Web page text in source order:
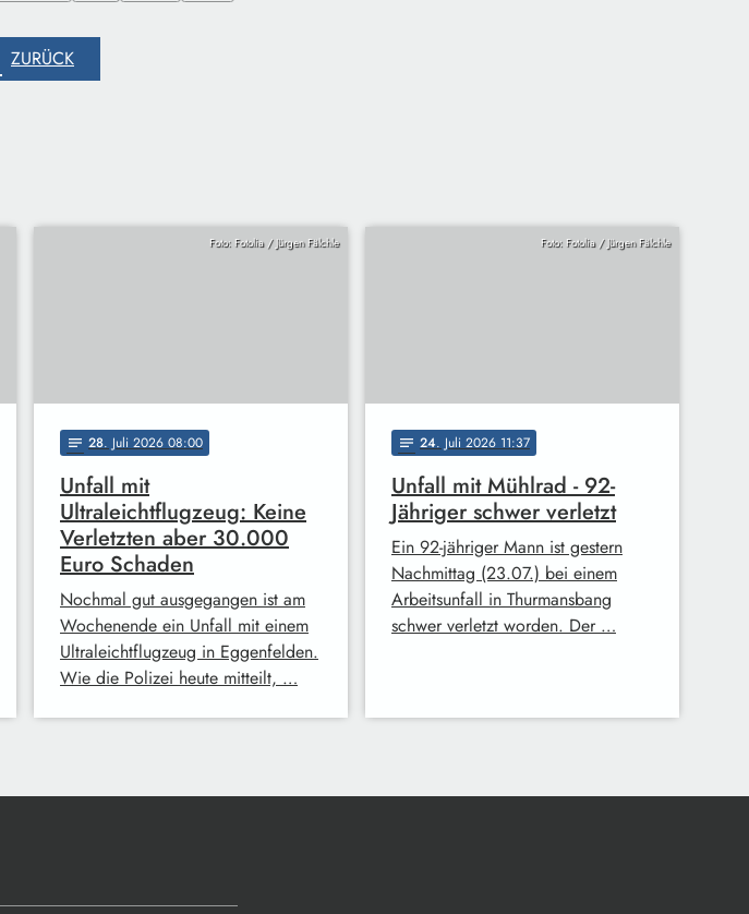
ZURÜCK
Foto: Fotolia / Jürgen Fälchle
notes 28. Juli 2026 08:00
Unfall mit
Ultraleichtflugzeug: Keine
Verletzten aber 30.000
Euro Schaden
Nochmal gut ausgegangen ist am
Wochenende ein Unfall mit einem
Ultraleichtflugzeug in Eggenfelden.
Wie die Polizei heute mitteilt, …
Foto: Fotolia / Jürgen Fälchle
notes 24. Juli 2026 11:37
Unfall mit Mühlrad - 92-
Jähriger schwer verletzt
Ein 92-jähriger Mann ist gestern
Nachmittag (23.07.) bei einem
Arbeitsunfall in Thurmansbang
schwer verletzt worden. Der …